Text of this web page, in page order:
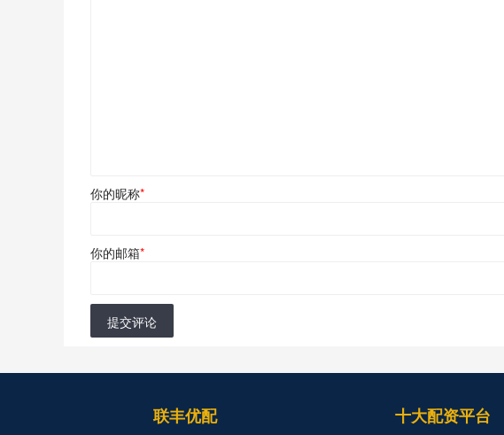
你的昵称*
你的邮箱*
提交评论
联丰优配 十大配资平台